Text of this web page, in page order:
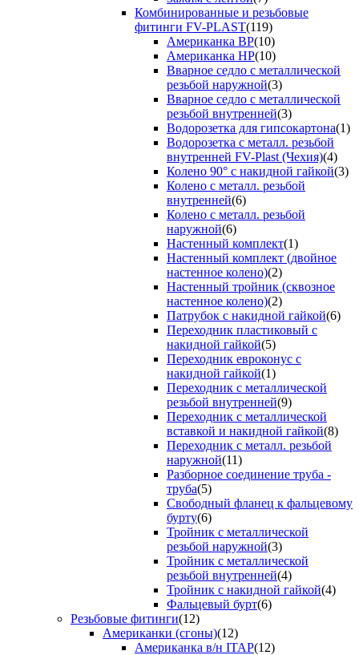
Комбинированные и резьбовые
фитинги FV-PLAST(119)
Американка ВР(10)
Американка НР(10)
Вварное седло с металлической
резьбой наружной(3)
Вварное седло с металлической
резьбой внутренней(3)
Водорозетка для гипсокартона(1)
Водорозетка с металл. резьбой
внутренней FV-Plast (Чехия)(4)
Колено 90° с накидной гайкой(3)
Колено с металл. резьбой
внутренней(6)
Колено с металл. резьбой
наружной(6)
Настенный комплект(1)
Настенный комплект (двойное
настенное колено)(2)
Настенный тройник (сквозное
настенное колено)(2)
Патрубок с накидной гайкой(6)
Переходник пластиковый с
накидной гайкой(5)
Переходник евроконус с
накидной гайкой(1)
Переходник с металлической
резьбой внутренней(9)
Переходник с металлической
вставкой и накидной гайкой(8)
Переходник с металл. резьбой
наружной(11)
Разборное соединение труба -
труба(5)
Свободный фланец к фальцевому
бурту(6)
Тройник с металлической
резьбой наружной(3)
Тройник с металлической
резьбой внутренней(4)
Тройник с накидной гайкой(4)
Фальцевый бурт(6)
Резьбовые фитинги(12)
Американки (сгоны)(12)
Американка в/н ITAP(12)